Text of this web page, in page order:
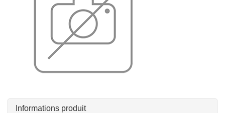
Informations produit